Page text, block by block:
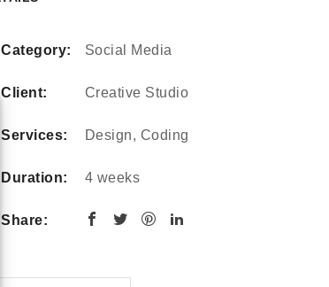
Category: Social Media
Client: Creative Studio
Services: Design, Coding
Duration: 4 weeks
Share: